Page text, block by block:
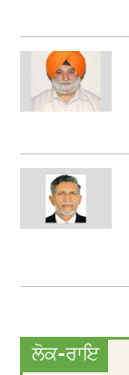
ਲੋਕ-ਰਾਇ